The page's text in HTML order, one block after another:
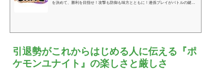
を決めて、勝利を目指せ！攻撃も防御も味方とともに！連係プレイがバトルの鍵を
引退勢がこれからはじめる人に伝える『ポ
ケモンユナイト』の楽しさと厳しさ